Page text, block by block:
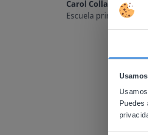
Puedes
Carol Collack
Escuela primaria